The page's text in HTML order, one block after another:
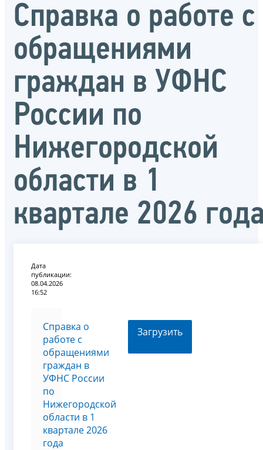
Справка о работе с
обращениями
граждан в УФНС
России по
Нижегородской
области в 1
квартале 2026
Дата
публикации:
08.04.2026
16:52
Справка о
работе с
обращениями
граждан в
УФНС России
по
Нижегородской
области в 1
квартале 2026
года
Загрузить